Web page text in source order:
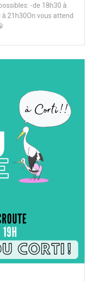
-de 18h30 à
21h30On vous attend